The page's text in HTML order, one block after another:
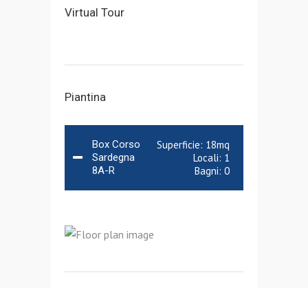
Virtual Tour
Piantina
Box Corso
Sardegna
8A-R
Superficie: 18mq
Locali: 1
Bagni: 0